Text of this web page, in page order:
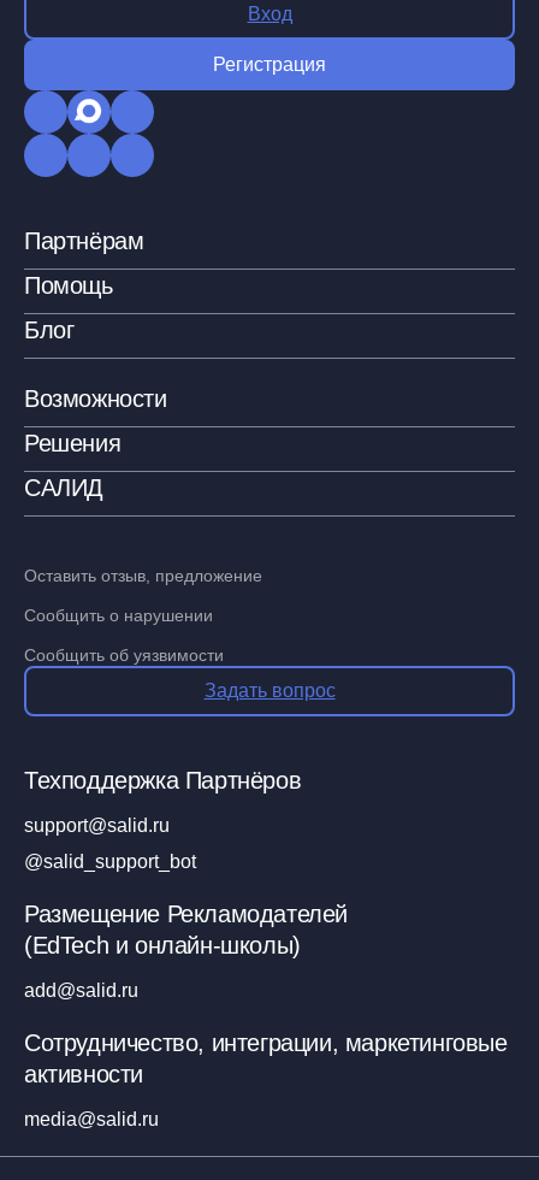
Вход
Регистрация
Партнёрам
Помощь
Блог
Возможности
Решения
САЛИД
Оставить отзыв, предложение
Сообщить о нарушении
Сообщить об уязвимости
Задать вопрос
Техподдержка Партнёров
support@salid.ru
@salid_support_bot
Размещение Рекламодателей
(EdTech и онлайн-школы)
add@salid.ru
Сотрудничество, интеграции, маркетинговые
активности
media@salid.ru